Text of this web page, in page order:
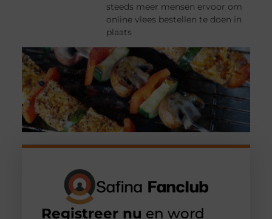
steeds meer mensen ervoor om
online vlees bestellen te doen in
plaats
Registreer nu en word